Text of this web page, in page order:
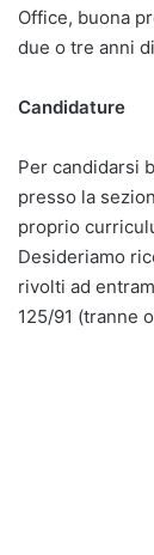
Office, buona
due o tre anni
Candidature
Per candidarsi
presso la
proprio
Desideriamo
rivolti ad
125/91 (tranne